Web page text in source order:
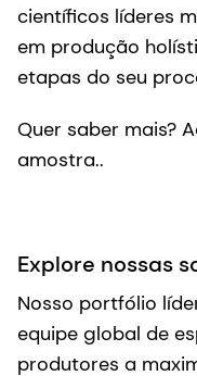
científicos líderes
em produção
etapas do seu
Quer saber mais?
amostra..
Explore nossas
Nosso portfólio
equipe global de
produtores a